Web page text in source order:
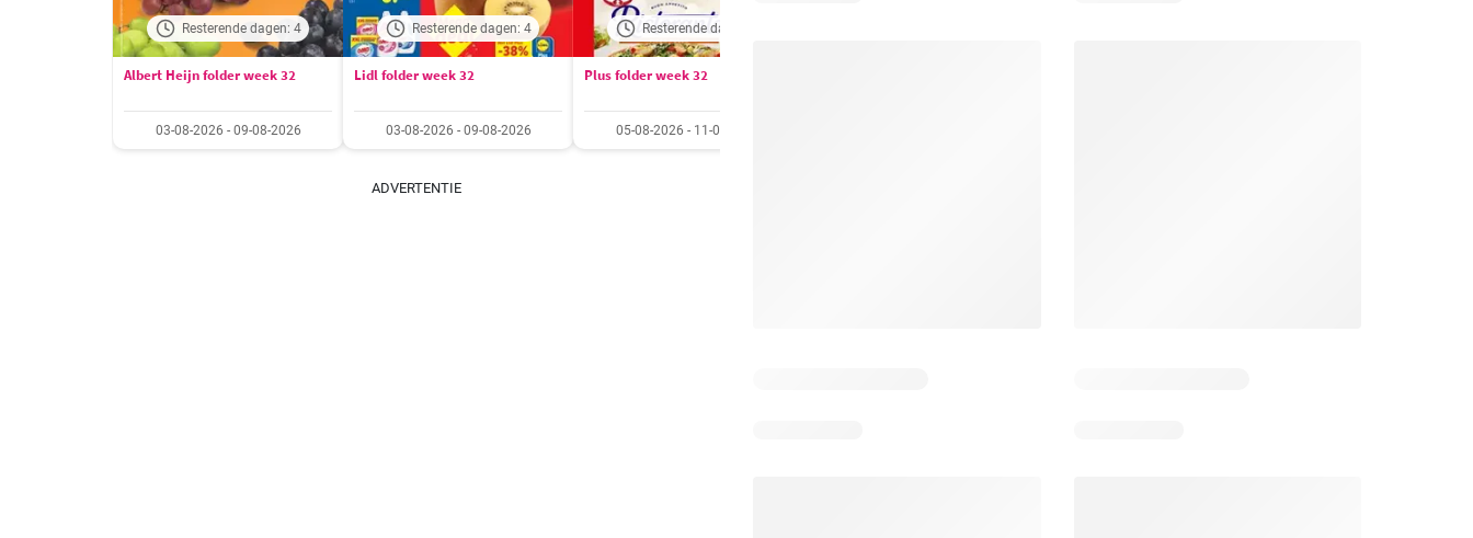
Resterende dagen: 4
Albert Heijn folder week 32
03-08-2026 - 09-08-2026
Resterende dagen: 4
Lidl folder week 32
03-08-2026 - 09-08-2026
Resterende dagen: 6
Plus folder week 32
05-08-2026 - 11-08-2026
ADVERTENTIE